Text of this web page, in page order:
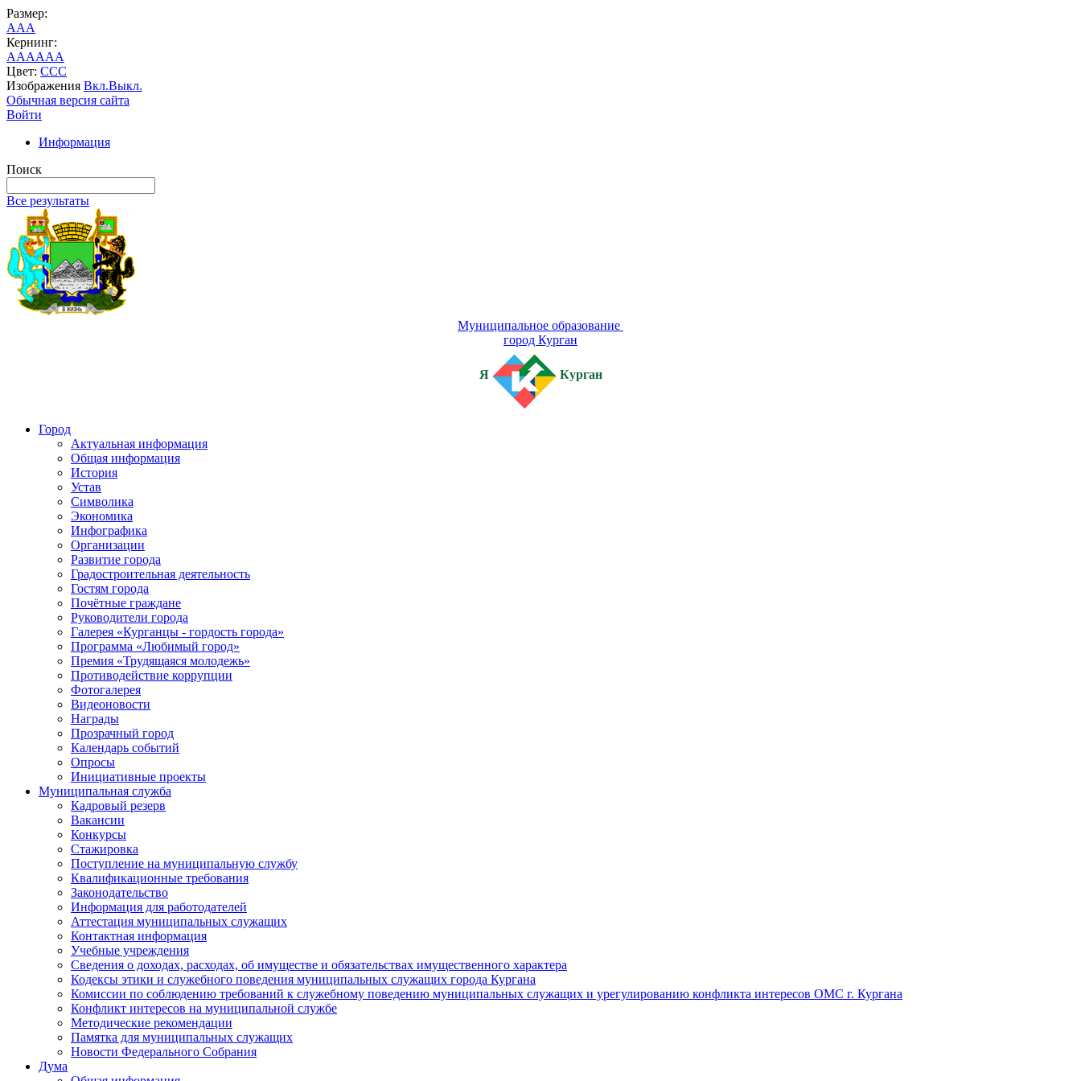
Размер:
AAA
Кернинг:
AAAAAA
Цвет: CCC
Изображения Вкл.Выкл.
Обычная версия сайта
Войти
Информация
Поиск
Все результаты
Муниципальное образование
город Курган
Я Курган
Город
Актуальная информация
Общая информация
История
Устав
Символика
Экономика
Инфографика
Организации
Развитие города
Градостроительная деятельность
Гостям города
Почётные граждане
Руководители города
Галерея «Курганцы - гордость города»
Программа «Любимый город»
Премия «Трудящаяся молодежь»
Противодействие коррупции
Фотогалерея
Видеоновости
Награды
Прозрачный город
Календарь событий
Опросы
Инициативные проекты
Муниципальная служба
Кадровый резерв
Вакансии
Конкурсы
Стажировка
Поступление на муниципальную службу
Квалификационные требования
Законодательство
Информация для работодателей
Аттестация муниципальных служащих
Контактная информация
Учебные учреждения
Сведения о доходах, расходах, об имуществе и обязательствах имущественного характера
Кодексы этики и служебного поведения муниципальных служащих города Кургана
Комиссии по соблюдению требований к служебному поведению муниципальных служащих и урегулированию конфликта интересов ОМС г. Кургана
Конфликт интересов на муниципальной службе
Методические рекомендации
Памятка для муниципальных служащих
Новости Федерального Cобрания
Дума